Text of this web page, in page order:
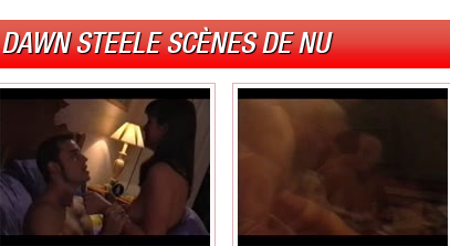
DAWN STEELE SCÈNES DE NU